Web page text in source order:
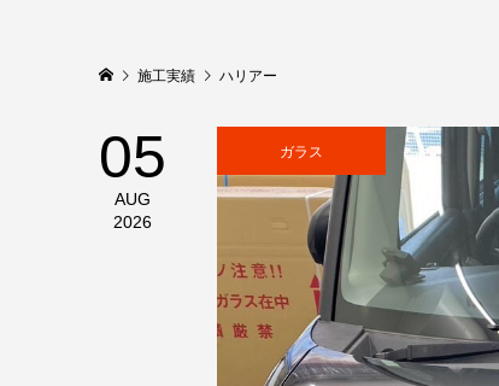
施工実績 ハリアー
05
AUG
2026
ガラス